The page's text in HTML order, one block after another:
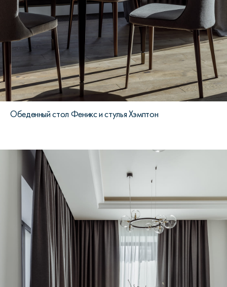
Обеденный стол Феникс и стулья Хэмптон